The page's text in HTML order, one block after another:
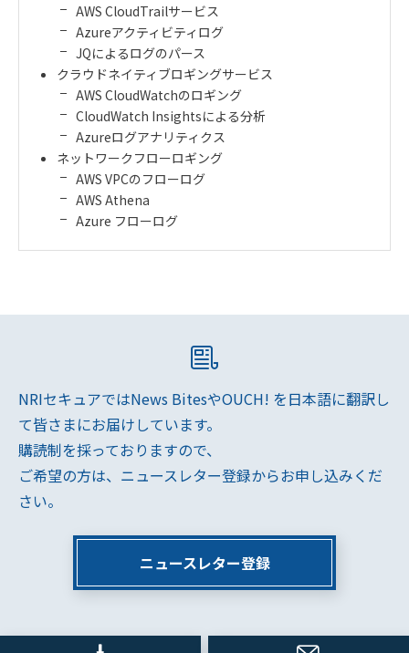
AWS CloudTrailサービス
Azureアクティビティログ
JQによるログのパース
クラウドネイティブロギングサービス
AWS CloudWatchのロギング
CloudWatch Insightsによる分析
Azureログアナリティクス
ネットワークフローロギング
AWS VPCのフローログ
AWS Athena
Azure フローログ
NRIセキュアではNews BitesやOUCH! を日本語に翻訳し
て皆さまにお届けしています。
購読制を採っておりますので、
ご希望の方は、ニュースレター登録からお申し込みくだ
さい。
ニュースレター登録